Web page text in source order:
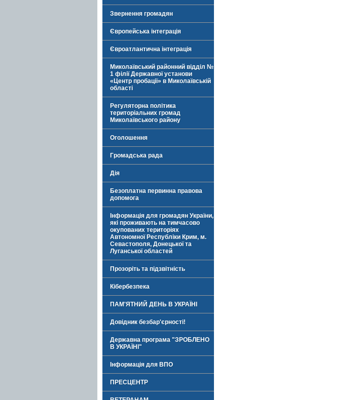
Звернення громадян
Європейська інтеграція
Євроатлантична інтеграція
Миколаївський районний відділ №
1 філії Державної установи
«Центр пробації» в Миколаївській
області
Регуляторна політика
територіальних громад
Миколаївського району
Оголошення
Громадська рада
Дія
Безоплатна первинна правова
допомога
Інформація для громадян України,
які проживають на тимчасово
окупованих територіях
Автономної Республіки Крим, м.
Севастополя, Донецької та
Луганської областей
Прозоріть та підзвітність
Кібербезпека
ПАМ'ЯТНИЙ ДЕНЬ В УКРАЇНІ
Довідник безбар'єрності!
Державна програма "ЗРОБЛЕНО
В УКРАЇНІ"
Інформація для ВПО
ПРЕСЦЕНТР